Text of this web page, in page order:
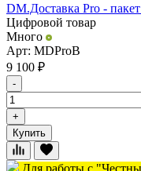
DM.Доставка Pro -
Цифровой товар
Много
Арт: MDProB
9 100 ₽
-
+
Купить
Для работы с